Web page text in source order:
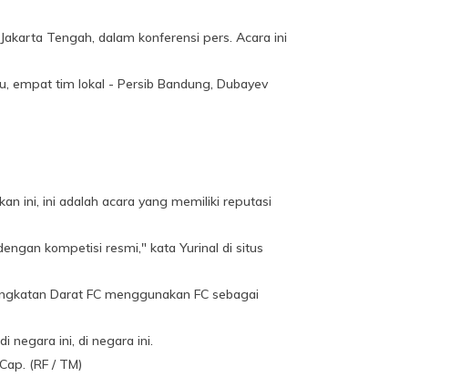
Tengah, dalam konferensi pers. Acara ini
empat tim lokal - Persib Bandung, Dubayev
ini, ini adalah acara yang memiliki reputasi
kompetisi resmi," kata Yurinal di situs
Darat FC menggunakan FC sebagai
negara ini, di negara ini.
(RF / TM)